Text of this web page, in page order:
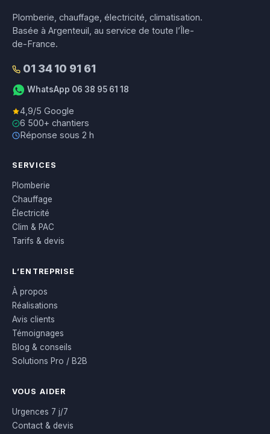
Plomberie, chauffage, électricité, climatisation.
Basée à Argenteuil, au service de toute l’Île-
de-France.
01 34 10 91 61
WhatsApp 06 38 95 61 18
4,9/5 Google
6 500+ chantiers
Réponse sous 2 h
SERVICES
Plomberie
Chauffage
Électricité
Clim & PAC
Tarifs & devis
L’ENTREPRISE
À propos
Réalisations
Avis clients
Témoignages
Blog & conseils
Solutions Pro / B2B
VOUS AIDER
Urgences 7 j/7
Contact & devis